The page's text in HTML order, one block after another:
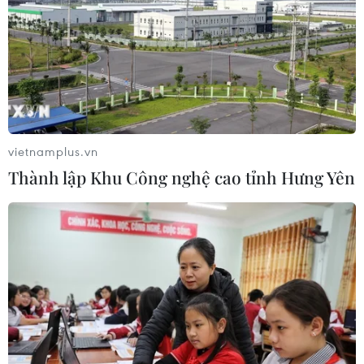
17 giờ ngày 7/8, mở cửa tràn xả mặt
điều tiết hồ chứa thủy điện Lai Châu
07/08/2026 07:28
Di dời hộ dân bị ảnh hưởng bụi, mùi
khét, tiếng ồn từ Trung tâm Điện lực
Vĩnh Tân
07/08/2026 07:10
Hà Nội quyết liệt xử lý các "điểm
nghẽn" úng ngập, môi trường đô thị
07/08/2026 06:51
vietnamplus.vn
Thành lập Khu Công nghệ cao tỉnh Hưng Yên